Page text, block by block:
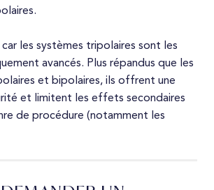
car les systèmes tripolaires sont les
avancés. Plus répandus que les
et bipolaires, ils offrent une
et limitent les effets secondaires
de procédure (notamment les